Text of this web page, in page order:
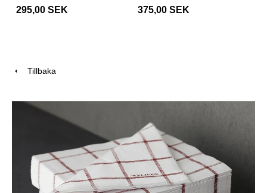
295,00 SEK
375,00 SEK
Tillbaka